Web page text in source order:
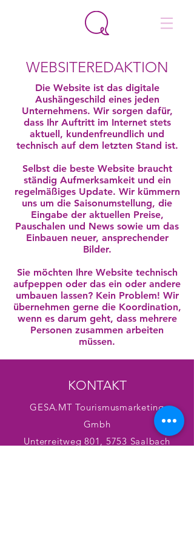
WEBSITEREDAKTION
Die Website ist das digitale
Aushängeschild eines jeden
Unternehmens. Wir sorgen dafür,
dass Ihr Auftritt im Internet stets
aktuell, kundenfreundlich und
technisch auf dem letzten Stand ist.
Selbst die beste Website braucht
ständig Aufmerksamkeit und ein
regelmäßiges Update. Wir kümmern
uns um die Saisonumstellung, die
Eingabe der aktuellen Preise,
Pauschalen und News sowie um das
Einbauen neuer, ansprechender
Bilder.
Sie möchten Ihre Website technisch
aufpeppen oder das ein oder andere
umbauen lassen? Kein Problem! Wir
übernehmen gerne die Koordination,
wenn es darum geht, dass mehrere
Personen zusammen arbeiten
müssen.
KONTAKT
GESA.MT Tourismusmarketing
Gmbh
Unterreitweg 801, 5753 Saalbach